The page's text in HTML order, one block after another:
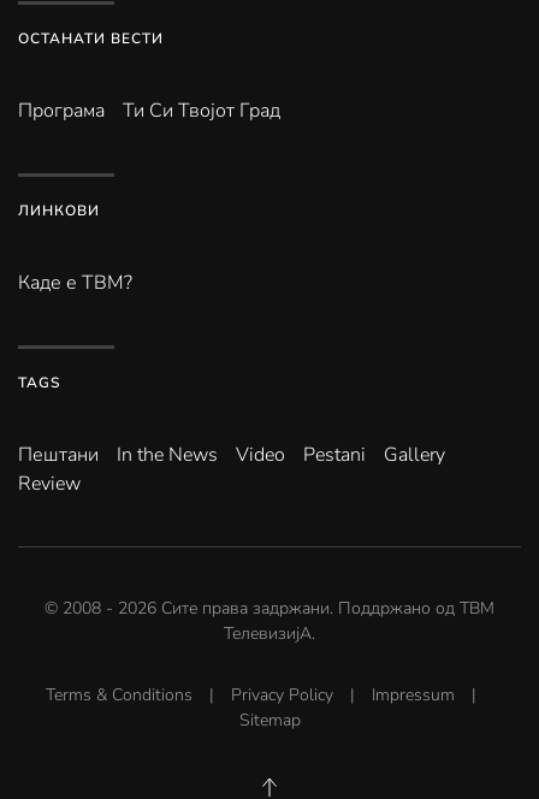
ОСТАНАТИ ВЕСТИ
Програма Ти Си Твојот Град
ЛИНКОВИ
Каде е ТВМ?
TAGS
Пештани In the News Video Pestani
Gallery
Review
© 2008 - 2026 Сите права задржани. Поддржано од ТВМ
ТелевизијА.
Terms & Conditions | Privacy Policy | Impressum |
Sitemap